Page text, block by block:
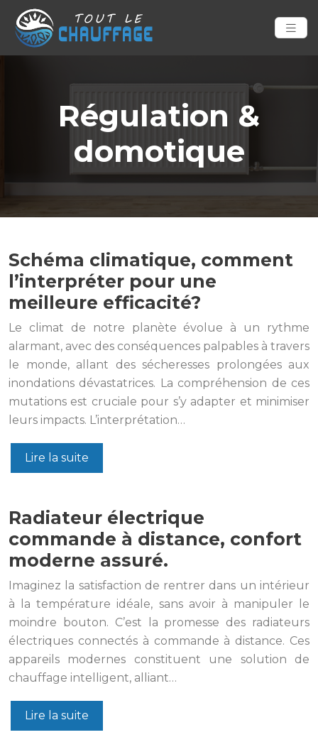
Régulation &
domotique
Schéma climatique, comment
l’interpréter pour une
meilleure efficacité?
Le climat de notre planète évolue à un rythme
alarmant, avec des conséquences palpables à travers
le monde, allant des sécheresses prolongées aux
inondations dévastatrices. La compréhension de ces
mutations est cruciale pour s’y adapter et minimiser
leurs impacts. L’interprétation…
Lire la suite
Radiateur électrique
commande à distance, confort
moderne assuré.
Imaginez la satisfaction de rentrer dans un intérieur
à la température idéale, sans avoir à manipuler le
moindre bouton. C’est la promesse des radiateurs
électriques connectés à commande à distance. Ces
appareils modernes constituent une solution de
chauffage intelligent, alliant…
Lire la suite